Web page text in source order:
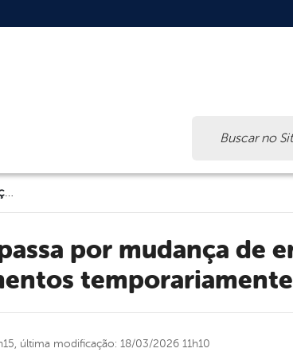
Ponto Cidadão de Floresta passa por mudança de endereço e suspende atendimentos temporariamente
temporariamente
última modificação: 18/03/2026 11h10